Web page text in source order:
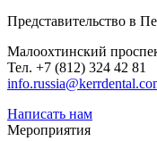
Представительство в
Малоохтинский
Тел. +7 (812) 324 42 81
Написать нам
Мероприятия